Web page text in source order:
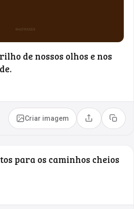
de nossos olhos e nos
Criar imagem Compartilhar
Copiar
para os caminhos cheios